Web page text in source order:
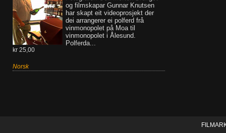
og filmskapar Gunnar Knutsen
har skapt eit videoprosjekt der
dei arrangerer ei polferd frå
vinmonopolet på Moa til
vinmonopolet i Ålesund.
Polferda...
kr 25,00
Norsk